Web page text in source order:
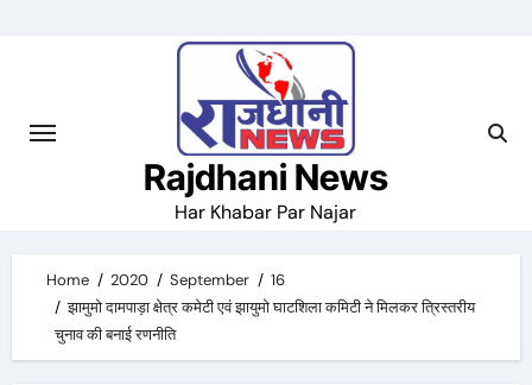
Rajdhani News
Har Khabar Par Najar
Home 2020 September
16
झामुमो दामपाड़ा क्षेत्र कमेटी एवं झायुमो घाटशिला कमिटी ने मिलकर त्रिस्तरीय
चुनाव की बनाई रणनीति